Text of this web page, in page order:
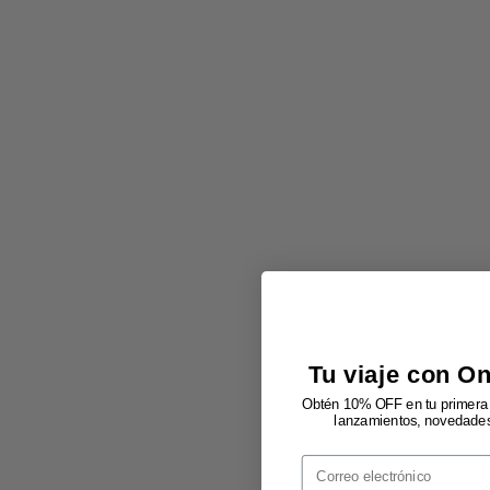
Tu viaje con
Obtén 10% OFF en tu
lanzamientos,
Email